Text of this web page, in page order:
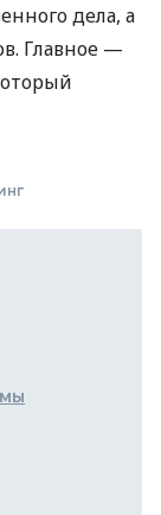
дела, а
Главное —